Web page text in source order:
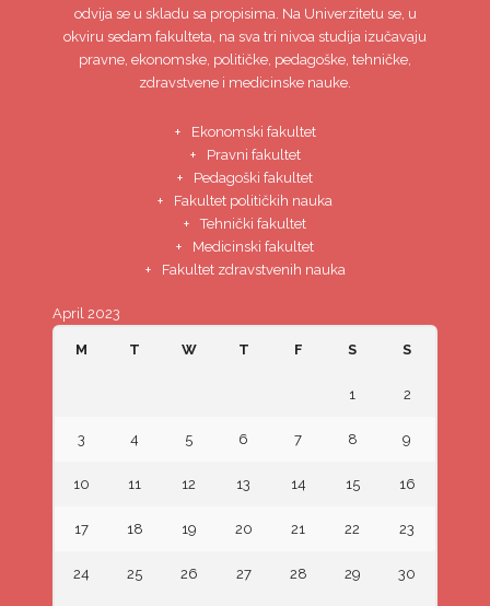
odvija se u skladu sa propisima. Na Univerzitetu se, u
okviru sedam fakulteta, na sva tri nivoa studija izučavaju
pravne, ekonomske, političke, pedagoške, tehničke,
zdravstvene i medicinske nauke.
Ekonomski fakultet
Pravni fakultet
Pedagoški fakultet
Fakultet političkih nauka
Tehnički fakultet
Medicinski fakultet
Fakultet zdravstvenih nauka
April 2023
M T W T F S S
1 2
3 4 5 6 7 8 9
10 11 12 13 14 15 16
17 18 19 20 21 22 23
24 25 26 27 28 29 30